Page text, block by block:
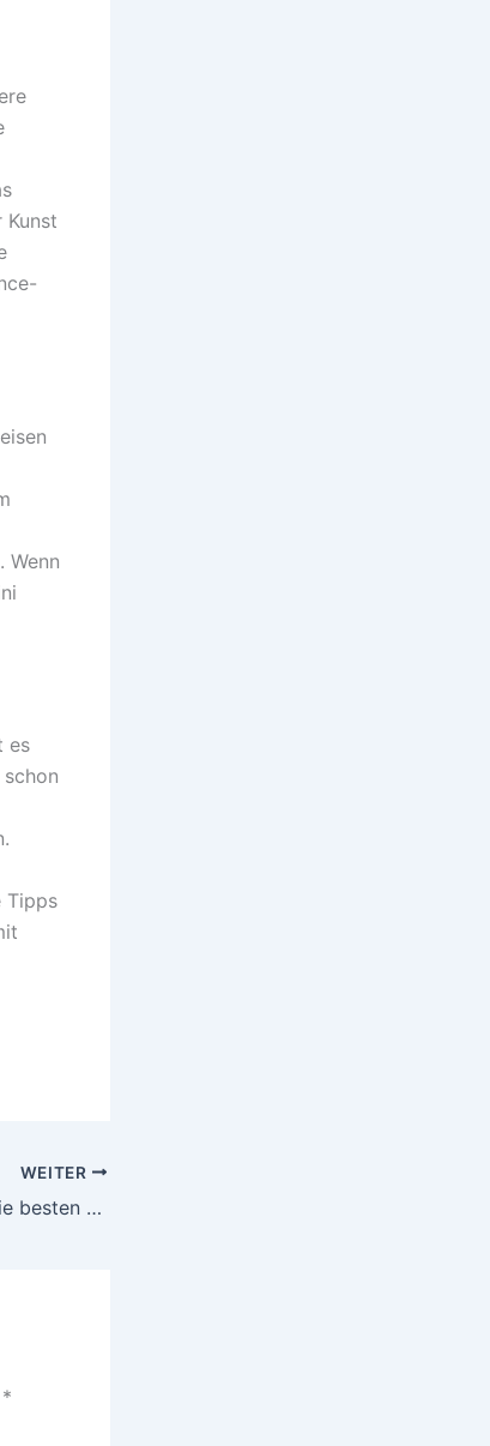
Wenn
es
Tipps
WEITER
Insider-Geheimnisse: Die besten Dinge, die man in Verona sehen und tun kann, laut den Einheimischen
*